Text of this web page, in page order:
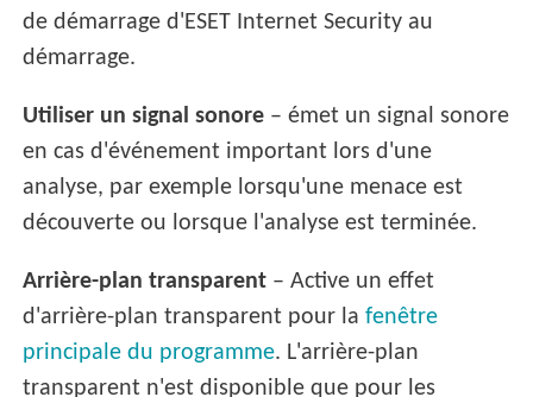
de démarrage d'ESET Internet Security au
démarrage.
Utiliser un signal sonore – émet un signal sonore
en cas d'événement important lors d'une
analyse, par exemple lorsqu'une menace est
découverte ou lorsque l'analyse est terminée.
Arrière-plan transparent – Active un effet
d'arrière-plan transparent pour lafenêtre
principale du programme. L'arrière-plan
transparent n'est disponible que pour les